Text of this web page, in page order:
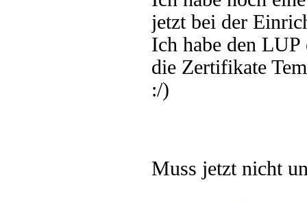
jetzt bei der
Ich habe den
die Zertifikate
:/)
Muss jetzt nicht